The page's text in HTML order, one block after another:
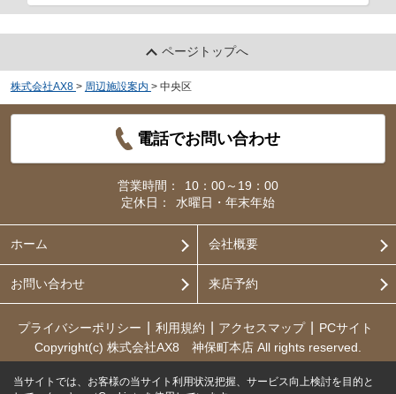
ページトップへ
株式会社AX8 > 周辺施設案内 > 中央区
電話でお問い合わせ
営業時間：
10：00～19：00
定休日：
水曜日・年末年始
ホーム 会社概要
お問い合わせ 来店予約
プライバシーポリシー 利用規約 アクセスマップ
PCサイト
Copyright(c) 株式会社AX8 神保町本店 All rights reserved.
当サイトでは、お客様の当サイト利用状況把握、サービス向上検討を目的と